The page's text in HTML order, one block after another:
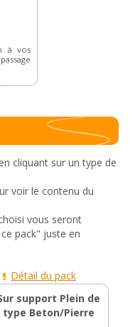
à vos
cliquant sur un type de
voir le contenu du
vous seront
pack" juste en
Détail du pack
support Plein de
type Beton/Pierre